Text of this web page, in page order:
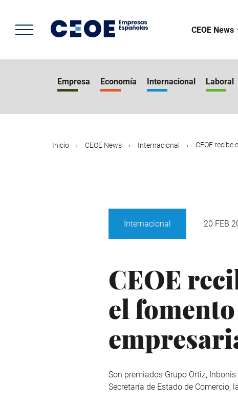
contenido
principal
CEOE News
Empresa Economía Internacional Laboral
Inicio CEOE News Internacional CEOE recibe
Internacional 20 FEB
CEOE
el
Son premiados Grupo Ortiz,
Secretaría de Estado de Comercio,